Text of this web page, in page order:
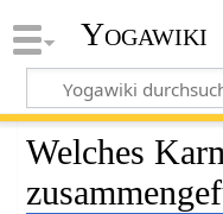
Yogawiki
Welches